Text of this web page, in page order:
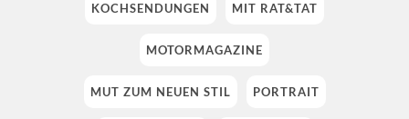
KOCHSENDUNGEN MIT RAT&TAT
MOTORMAGAZINE
MUT ZUM NEUEN STIL PORTRAIT